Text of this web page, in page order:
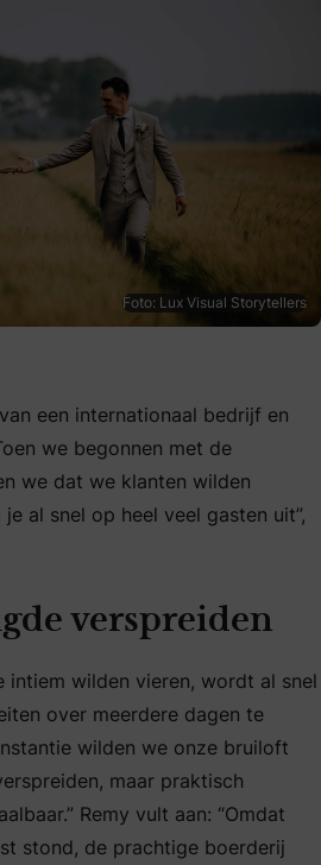
Foto: Lux Visual Storytellers
een internationaal bedrijf en
we begonnen met de
we dat we klanten wilden
al snel op heel veel gasten uit”,
verspreiden
intiem wilden vieren, wordt al snel
over meerdere dagen te
wilden we onze bruiloft
maar praktisch
Remy vult aan: “Omdat
stond, de prachtige boerderij